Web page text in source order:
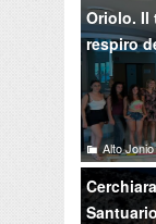
Oriolo. Il
respiro
Alto Jonio